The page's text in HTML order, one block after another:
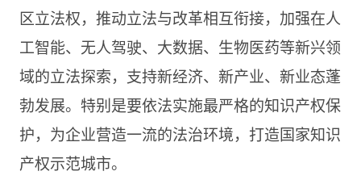
区立法权，推动立法与改革相互衔接，加强在人
工智能、无人驾驶、大数据、生物医药等新兴领
域的立法探索，支持新经济、新产业、新业态蓬
勃发展。特别是要依法实施最严格的知识产权保
护，为企业营造一流的法治环境，打造国家知识
产权示范城市。